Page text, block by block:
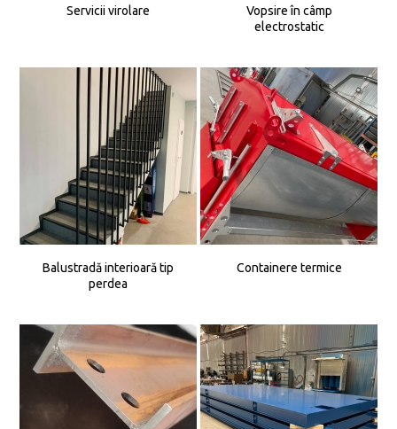
Servicii virolare
Vopsire în câmp
electrostatic
Balustradă interioară tip
perdea
Containere termice